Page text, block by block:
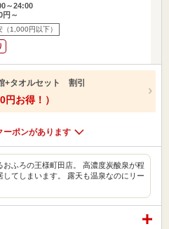
～24:00
円～
（1,000円以下）
+タオルセット 割引
お得！）
ーポンがあります
おふろの王様町田店。 高濃度炭酸泉が程
してしまいます。 露天も温泉なのにリー